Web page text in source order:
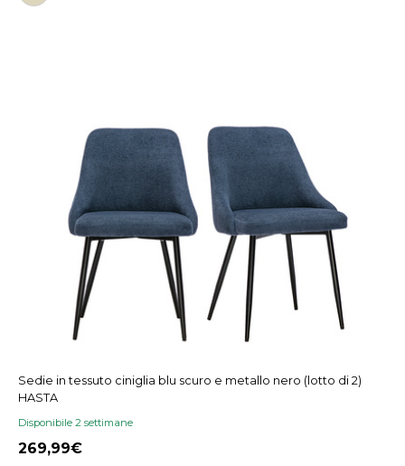
Sedie in tessuto ciniglia blu scuro e metallo nero (lotto di 2)
HASTA
Disponibile 2 settimane
269,99